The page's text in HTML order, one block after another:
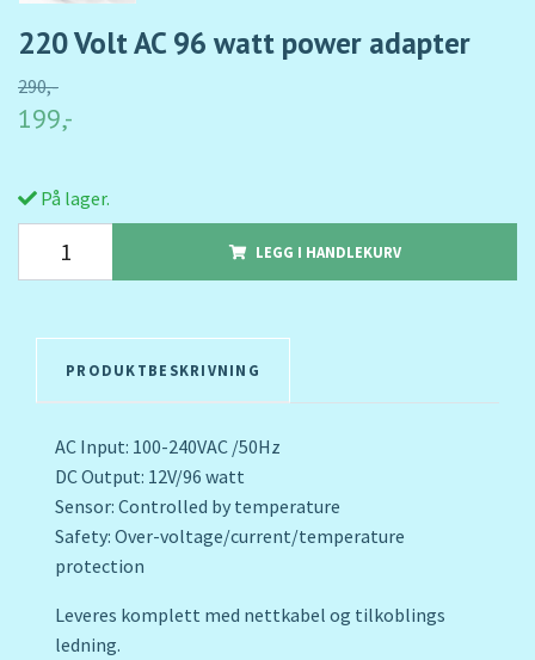
220 Volt AC 96 watt power adapter
290,-
199,-
På lager.
LEGG I HANDLEKURV
PRODUKTBESKRIVNING
AC Input: 100-240VAC /50Hz
DC Output: 12V/96 watt
Sensor: Controlled by temperature
Safety: Over-voltage/current/temperature
protection
Leveres komplett med nettkabel og tilkoblings
ledning.